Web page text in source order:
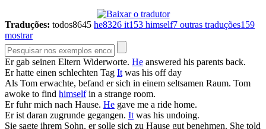
Traduções: todos8645 he8326 it153 himself7 outras traduções159
mostrar
Ergab seinen Eltern Widerworte. He answered his parents back.
Erhatte einen schlechten Tag Itwas his off day
Als Tom erwachte, befand ersich in einem seltsamen Raum. Tom
awoke to find himselfin a strange room.
Erfuhr mich nach Hause. He gave me a ride home.
Erist daran zugrunde gegangen. Itwas his undoing.
Sie sagte ihrem Sohn, ersolle sich zu Hause gut benehmen. She told